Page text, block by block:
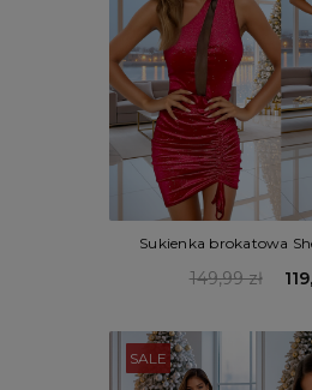
Sukienka brokatowa
149,99 zł
SALE